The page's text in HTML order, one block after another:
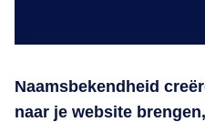
Naamsbekendheid
naar je website